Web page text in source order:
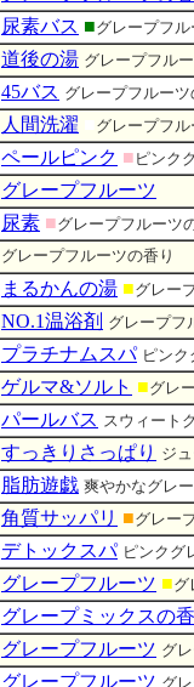
尿素バス ■グレープフル
道後の湯 グレープフル
45バス グレープフルーツ
人間洗濯
グレープフル
ペールピンク ■ ピンク
グレープフルーツ
尿素 ■グレープフルーツ
グレープフルーツの香り
まるかんの湯 ■グレー
NO.1温浴剤 グレープフ
プラチナムスパ ピンク
ゲルマ&ソルト ■グレ
パールバス スウィート
すっきりさっぱり ジ
脂肪遊戯 爽やかなグレ
角質サッパリ ■グレー
デトックスパ ピンクグ
グレープフルーツ ■グ
グレープミックスの
グレープフルーツ グ
グレープフルーツ グ